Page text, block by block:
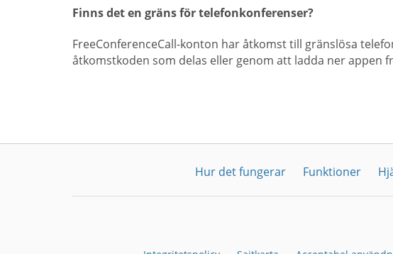
Finns det en gräns för telefonkonferenser?
FreeConferenceCall-konton har åtkomst till gränslösa
åtkomstkoden som delas eller genom att ladda ner appen
Hur det fungerar Funktioner